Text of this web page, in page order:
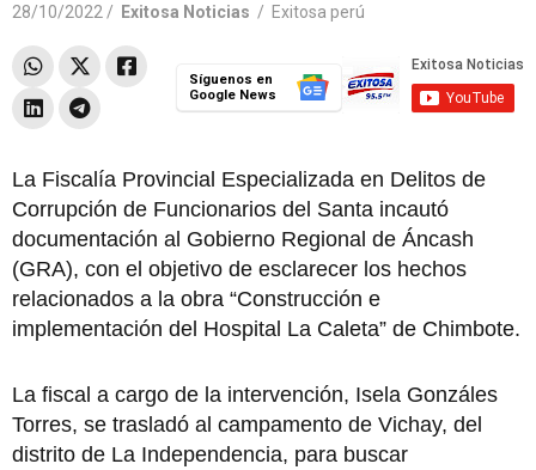
28/10/2022 / Exitosa Noticias / Exitosa perú
Síguenos en
Google News
La Fiscalía Provincial Especializada en Delitos de
Corrupción de Funcionarios del Santa incautó
documentación al Gobierno Regional de Áncash
(GRA), con el objetivo de esclarecer los hechos
relacionados a la obra “Construcción e
implementación del Hospital La Caleta” de Chimbote.
La fiscal a cargo de la intervención, Isela Gonzáles
Torres, se trasladó al campamento de Vichay, del
distrito de La Independencia, para buscar